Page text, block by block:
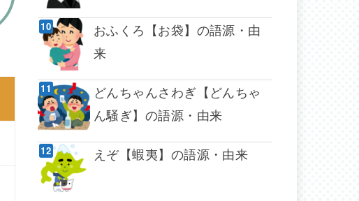
おふくろ【お袋】の語源・由
来
どんちゃんさわぎ【どんちゃ
ん騒ぎ】の語源・由来
えぞ【蝦夷】の語源・由来